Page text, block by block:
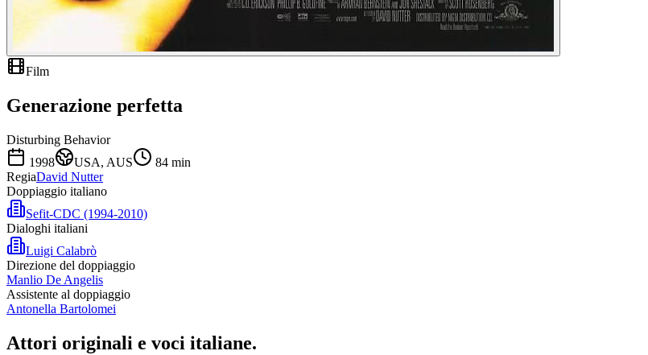
Film
Generazione perfetta
Disturbing Behavior
1998
USA, AUS 84 min
RegiaDavid Nutter
Doppiaggio italiano
Sefit-CDC (1994-2010)
Dialoghi italiani
Luigi Calabrò
Direzione del doppiaggio
Manlio De Angelis
Assistente al doppiaggio
Antonella Bartolomei
Attori originali e voci italiane.